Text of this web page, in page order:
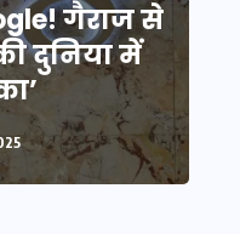
गैराज से
दुनिया में